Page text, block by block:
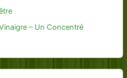
– Un Concentré